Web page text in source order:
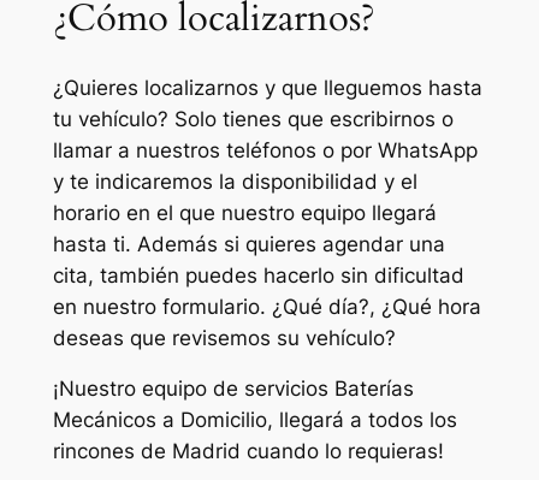
¿Cómo localizarnos?
¿Quieres localizarnos y que lleguemos hasta
tu vehículo? Solo tienes que escribirnos o
llamar a nuestros teléfonos o por WhatsApp
y te indicaremos la disponibilidad y el
horario en el que nuestro equipo llegará
hasta ti. Además si quieres agendar una
cita, también puedes hacerlo sin dificultad
en nuestro formulario. ¿Qué día?, ¿Qué hora
deseas que revisemos su vehículo?
¡Nuestro equipo de servicios Baterías
Mecánicos a Domicilio, llegará a todos los
rincones de Madrid cuando lo requieras!